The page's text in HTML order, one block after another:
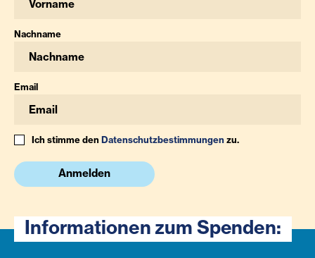
Nachname
Email
Ich stimme denDatenschutzbestimmungenzu.
Anmelden
Informationen zum Spenden: